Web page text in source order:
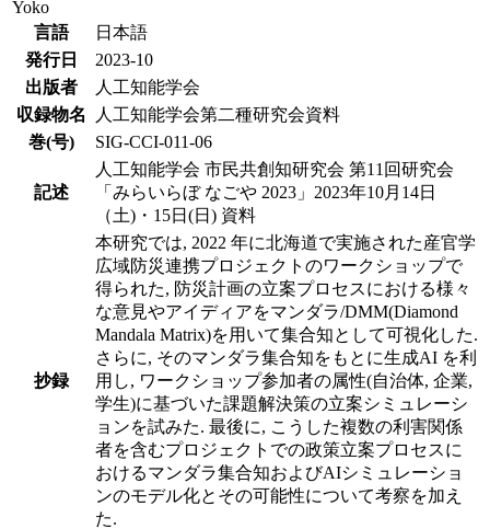
Yoko
言語
日本語
発行日
2023-10
出版者
人工知能学会
収録物名
人工知能学会第二種研究会資料
巻(号)
SIG-CCI-011-06
記述
人工知能学会 市民共創知研究会 第11回研究会
「みらいらぼ なごや 2023」2023年10月14日
（土)・15日(日) 資料
抄録
本研究では, 2022 年に北海道で実施された産官学
広域防災連携プロジェクトのワークショップで
得られた, 防災計画の立案プロセスにおける様々
な意見やアイディアをマンダラ/DMM(Diamond
Mandala Matrix)を用いて集合知として可視化した.
さらに, そのマンダラ集合知をもとに生成AI を利
用し, ワークショップ参加者の属性(自治体, 企業,
学生)に基づいた課題解決策の立案シミュレーシ
ョンを試みた. 最後に, こうした複数の利害関係
者を含むプロジェクトでの政策立案プロセスに
おけるマンダラ集合知およびAIシミュレーショ
ンのモデル化とその可能性について考察を加え
た.